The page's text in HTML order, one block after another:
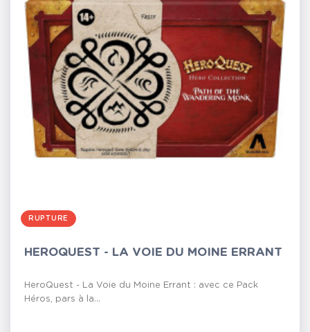
RUPTURE
HEROQUEST - LA VOIE DU MOINE ERRANT
HeroQuest - La Voie du Moine Errant : avec ce Pack
Héros, pars à la...